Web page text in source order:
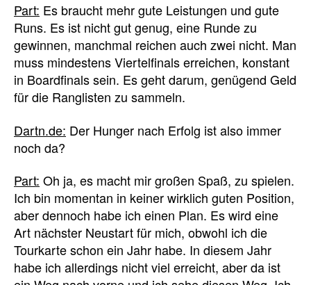
Part: Es braucht mehr gute Leistungen und gute
Runs. Es ist nicht gut genug, eine Runde zu
gewinnen, manchmal reichen auch zwei nicht. Man
muss mindestens Viertelfinals erreichen, konstant
in Boardfinals sein. Es geht darum, genügend Geld
für die Ranglisten zu sammeln.
Dartn.de: Der Hunger nach Erfolg ist also immer
noch da?
Part: Oh ja, es macht mir großen Spaß, zu spielen.
Ich bin momentan in keiner wirklich guten Position,
aber dennoch habe ich einen Plan. Es wird eine
Art nächster Neustart für mich, obwohl ich die
Tourkarte schon ein Jahr habe. In diesem Jahr
habe ich allerdings nicht viel erreicht, aber da ist